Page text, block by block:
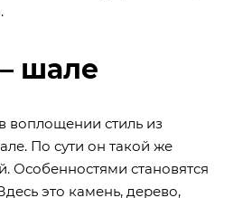
шале
воплощении стиль из
По сути он такой же
Особенностями становятся
это камень, дерево,